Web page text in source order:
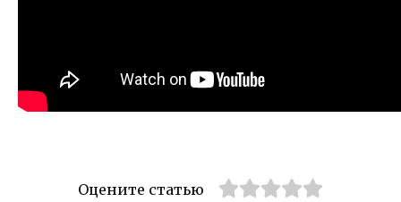
Оцените статью